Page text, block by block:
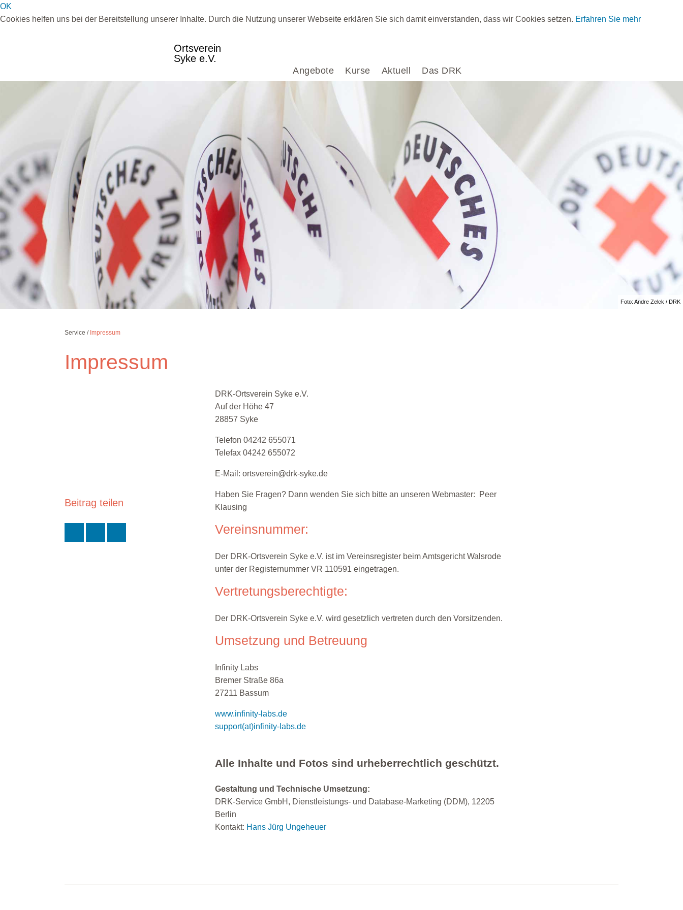
OK
Cookies helfen uns bei der Bereitstellung unserer Inhalte. Durch die Nutzung unserer Webseite erklären Sie sich damit einverstanden, dass wir Cookies setzen. Erfahren Sie mehr
Angebote Kurse Aktuell Das DRK
Ortsverein
Syke e.V.
Foto: Andre Zelck / DRK
Service Impressum
Impressum
DRK-Ortsverein Syke e.V.
Auf der Höhe 47
28857 Syke
Telefon 04242 655071
Telefax 04242 655072
E-Mail: ortsverein@drk-syke.de
Haben Sie Fragen? Dann wenden Sie sich bitte an unseren Webmaster: Peer
Klausing
Vereinsnummer:
Der DRK-Ortsverein Syke e.V. ist im Vereinsregister beim Amtsgericht Walsrode
unter der Registernummer VR 110591 eingetragen.
Vertretungsberechtigte:
Der DRK-Ortsverein Syke e.V. wird gesetzlich vertreten durch den Vorsitzenden.
Umsetzung und Betreuung
Infinity Labs
Bremer Straße 86a
27211 Bassum
www.infinity-labs.de
support(at)infinity-labs.de
Alle Inhalte und Fotos sind urheberrechtlich geschützt.
Gestaltung und Technische Umsetzung:
DRK-Service GmbH, Dienstleistungs- und Database-Marketing (DDM), 12205
Berlin
Kontakt: Hans Jürg Ungeheuer
Beitrag teilen